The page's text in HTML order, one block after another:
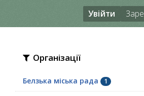
Увійти
Організації
Белзька міська рада 1